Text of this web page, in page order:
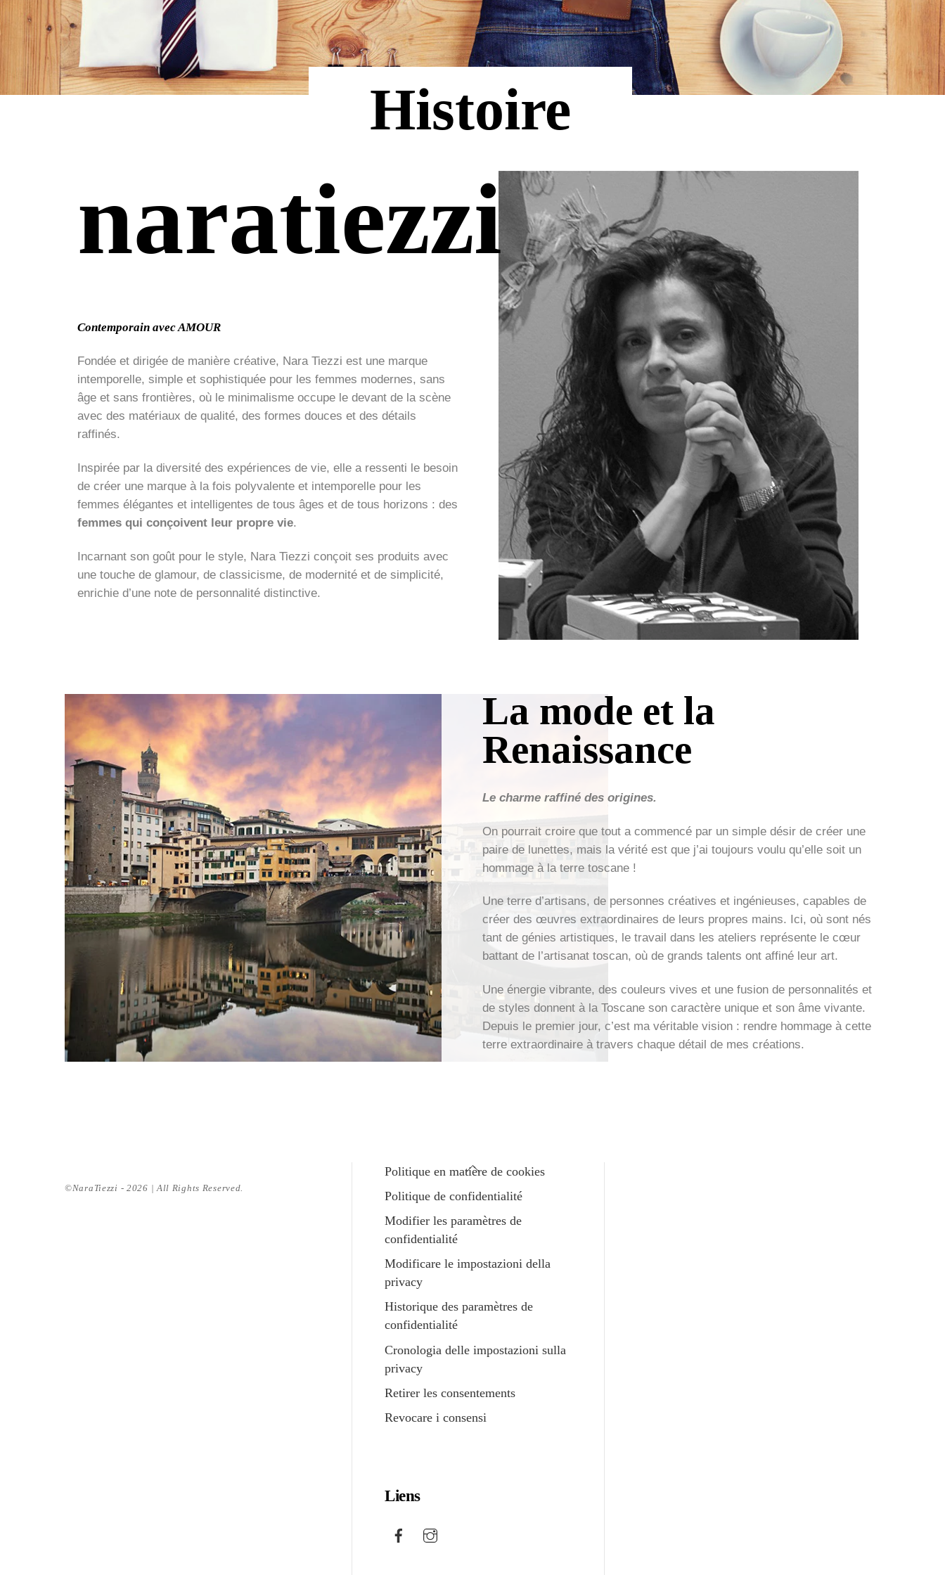
Histoire
naratiezzi
Contemporain avec AMOUR
Fondée et dirigée de manière créative, Nara Tiezzi est une marque
intemporelle, simple et sophistiquée pour les femmes modernes, sans
âge et sans frontières, où le minimalisme occupe le devant de la scène
avec des matériaux de qualité, des formes douces et des détails
raffinés.
Inspirée par la diversité des expériences de vie, elle a ressenti le besoin
de créer une marque à la fois polyvalente et intemporelle pour les
femmes élégantes et intelligentes de tous âges et de tous horizons : des
femmes qui conçoivent leur propre vie.
Incarnant son goût pour le style, Nara Tiezzi conçoit ses produits avec
une touche de glamour, de classicisme, de modernité et de simplicité,
enrichie d’une note de personnalité distinctive.
La mode et la
Renaissance
Le charme raffiné des origines.
On pourrait croire que tout a commencé par un simple désir de créer une
paire de lunettes, mais la vérité est que j’ai toujours voulu qu’elle soit un
hommage à la terre toscane !
Une terre d’artisans, de personnes créatives et ingénieuses, capables de
créer des œuvres extraordinaires de leurs propres mains. Ici, où sont nés
tant de génies artistiques, le travail dans les ateliers représente le cœur
battant de l’artisanat toscan, où de grands talents ont affiné leur art.
Une énergie vibrante, des couleurs vives et une fusion de personnalités et
de styles donnent à la Toscane son caractère unique et son âme vivante.
Depuis le premier jour, c’est ma véritable vision : rendre hommage à cette
terre extraordinaire à travers chaque détail de mes créations.
Haut
page
©NaraTiezzi - 2026 | All Rights Reserved.
Politique en matière de cookies
Politique de confidentialité
Modifier les paramètres de
confidentialité
Modificare le impostazioni della
privacy
Historique des paramètres de
confidentialité
Cronologia delle impostazioni sulla
privacy
Retirer les consentements
Revocare i consensi
Liens
Facebook